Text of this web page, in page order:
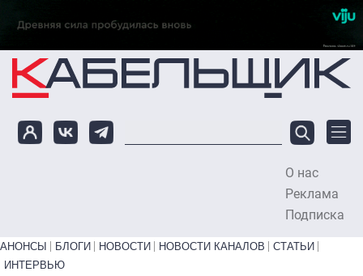
О нас
Реклама
Подписка
Primary links bottom
АНОНСЫ БЛОГИ НОВОСТИ НОВОСТИ КАНАЛОВ
СТАТЬИ
ИНТЕРВЬЮ